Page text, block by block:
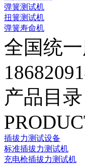
弹簧测试机
扭簧测试机
弹簧寿命机
全国统
产品目录
插拔力测试设备
标准插拔力测试机
充电枪插拔力测试机